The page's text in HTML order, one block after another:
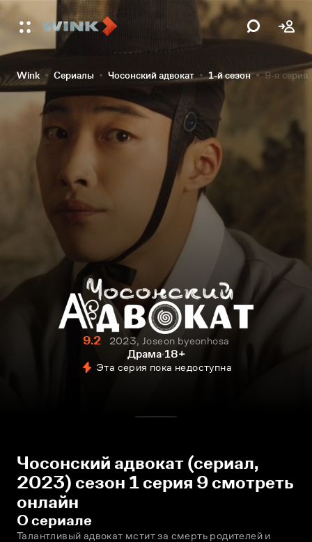
Wink Сериалы Чосонский адвокат 1-й сезон 9-я серия
9.2
2023, Joseon byeonhosa
Драма 18+
Эта серия пока недоступна
Чосонский адвокат (сериал,
2023) сезон 1 серия 9 смотреть
онлайн
О сериале
Талантливый адвокат мстит за смерть родителей и